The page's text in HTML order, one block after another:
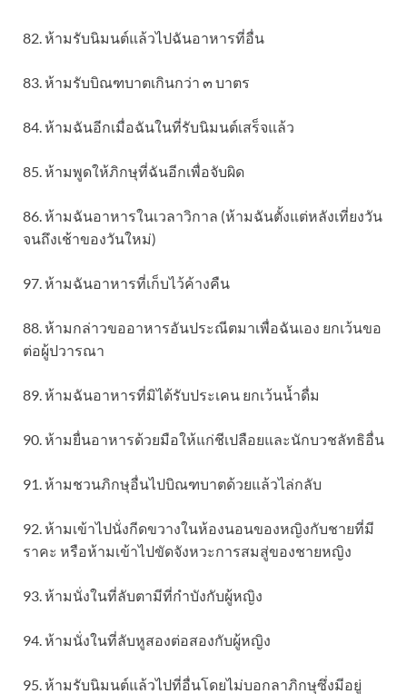
82. ห้ามรับนิมนต์แล้วไปฉันอาหารที่อื่น
83. ห้ามรับบิณฑบาตเกินกว่า ๓ บาตร
84. ห้ามฉันอีกเมื่อฉันในที่รับนิมนต์เสร็จแล้ว
85. ห้ามพูดให้ภิกษุที่ฉันอีกเพื่อจับผิด
86. ห้ามฉันอาหารในเวลาวิกาล (ห้ามฉันตั้งแต่หลังเที่ยงวัน
จนถึงเช้าของวันใหม่)
97. ห้ามฉันอาหารที่เก็บไว้ค้างคืน
88. ห้ามกล่าวขออาหารอันประณีตมาเพื่อฉันเอง ยกเว้นขอ
ต่อผู้ปวารณา
89. ห้ามฉันอาหารที่มิได้รับประเคน ยกเว้นน้ำดื่ม
90. ห้ามยื่นอาหารด้วยมือให้แก่ชีเปลือยและนักบวชลัทธิอื่น
91. ห้ามชวนภิกษุอื่นไปบิณฑบาตด้วยแล้วไล่กลับ
92. ห้ามเข้าไปนั่งกีดขวางในห้องนอนของหญิงกับชายที่มี
ราคะ หรือห้ามเข้าไปขัดจังหวะการสมสู่ของชายหญิง
93. ห้ามนั่งในที่ลับตามีที่กำบังกับผู้หญิง
94. ห้ามนั่งในที่ลับหูสองต่อสองกับผู้หญิง
95. ห้ามรับนิมนต์แล้วไปที่อื่นโดยไม่บอกลาภิกษุซึ่งมีอยู่